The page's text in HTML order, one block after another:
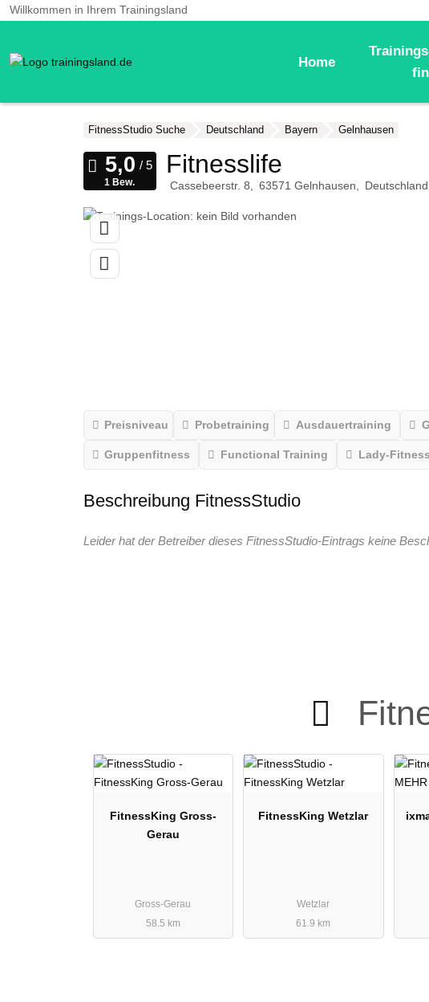
Willkommen in Ihrem Trainingsland
Home
FitnessStudio Suche Deutschland Bayern Gelnhausen
Fitnesslife
Cassebeerstr. 8 63571 Gelnhausen Deutschland
1 Bew.
Preisniveau Probetraining Ausdauertraining
Gruppenfitness Functional Training Lady-Fitness
Beschreibung FitnessStudio
Leider hat der Betreiber dieses FitnessStudio-Eintrags keine
FitnessKing Gross-
Gerau
Gross-Gerau
58.5 km
FitnessKing Wetzlar
Wetzlar
61.9 km